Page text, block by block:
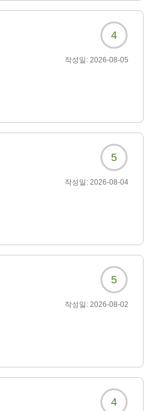
4
작성일: 2026-08-05
5
작성일: 2026-08-04
5
작성일: 2026-08-02
4